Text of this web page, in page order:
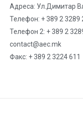
Адреса: Ул.Димитар
Телефон: + 389 2 3289
Телефон 2: + 389 2
contact@aec.mk
Факс: + 389 2 3224 611